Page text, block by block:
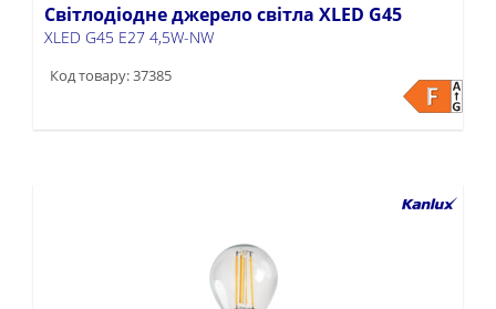
Світлодіодне джерело світла XLED G45
XLED G45 E27 4,5W-NW
Код товару: 37385